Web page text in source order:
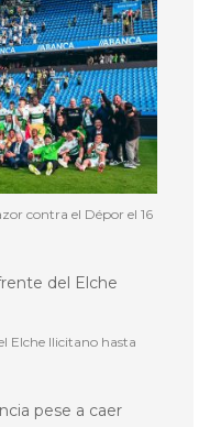
contra el Dépor el 16
Elche Ilicitano hasta